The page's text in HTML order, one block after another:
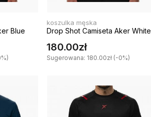
Blue
koszulka męska
Drop Shot Camiseta Aker White
180.00zł
Sugerowana: 180.00zł (-0%)